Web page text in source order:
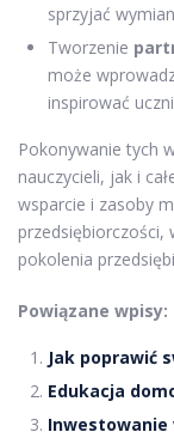
sprzyjać
Tworzenie
może
inspirować
Pokonywanie tych
nauczycieli, jak i
wsparcie i zasoby
przedsiębiorczości,
pokolenia
Powiązane wpisy:
Jak poprawić
Edukacja
Inwestowanie